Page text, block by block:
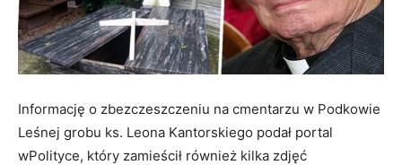
Informację o zbezczeszczeniu na cmentarzu w Podkowie
Leśnej grobu ks. Leona Kantorskiego podał portal
wPolityce, który zamieścił również kilka zdjęć